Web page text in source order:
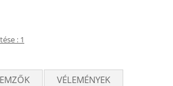
: 1
VÉLEMÉNYEK